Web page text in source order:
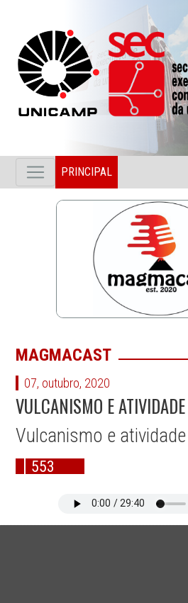
PRINCIPAL
MAGMACAST
07, outubro, 2020
VULCANISMO E
Vulcanismo e
553